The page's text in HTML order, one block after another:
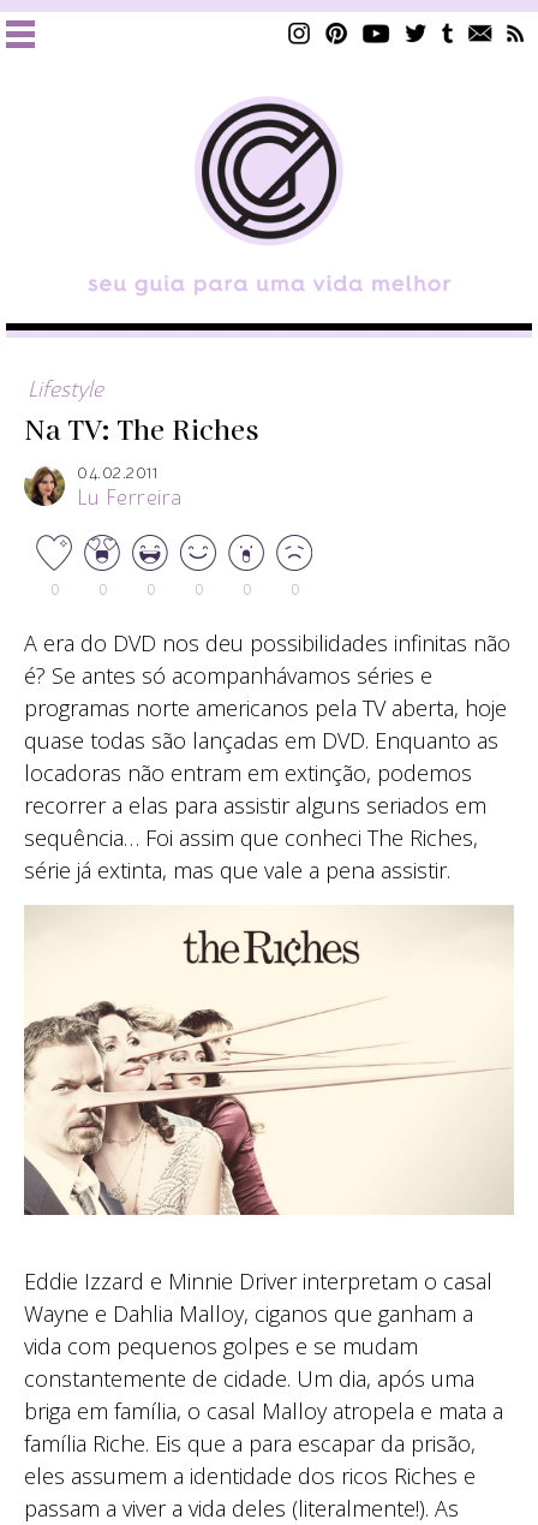
Lifestyle
Na TV: The Riches
04.02.2011
Lu Ferreira
0 0 0 0 0 0
A era do DVD nos deu possibilidades infinitas não
é? Se antes só acompanhávamos séries e
programas norte americanos pela TV aberta, hoje
quase todas são lançadas em DVD. Enquanto as
locadoras não entram em extinção, podemos
recorrer a elas para assistir alguns seriados em
sequência… Foi assim que conheci The Riches,
série já extinta, mas que vale a pena assistir.
Eddie Izzard e Minnie Driver interpretam o casal
Wayne e Dahlia Malloy, ciganos que ganham a
vida com pequenos golpes e se mudam
constantemente de cidade. Um dia, após uma
briga em família, o casal Malloy atropela e mata a
família Riche. Eis que a para escapar da prisão,
eles assumem a identidade dos ricos Riches e
passam a viver a vida deles (literalmente!). As